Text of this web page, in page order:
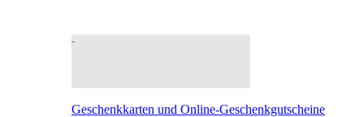
Geschenkkarten und Online-Geschenkgutscheine